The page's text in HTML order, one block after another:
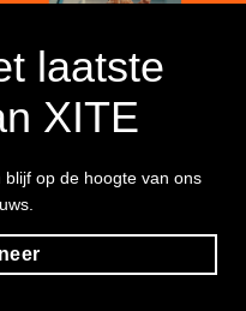
laatste
XITE
op de hoogte van ons